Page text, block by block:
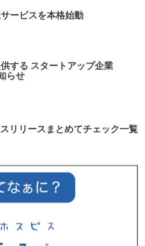
ービスを本格始動
する スタートアップ企業
らせ
リリースまとめてチェック一覧